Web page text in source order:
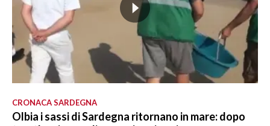
CRONACA SARDEGNA
Olbia i sassi di Sardegna ritornano in mare: dopo